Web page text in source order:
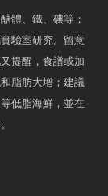
體、鐵、碘等；
驗室研究。留意
提醒，食譜或加
脂肪大增；建議
低脂海鮮，並在